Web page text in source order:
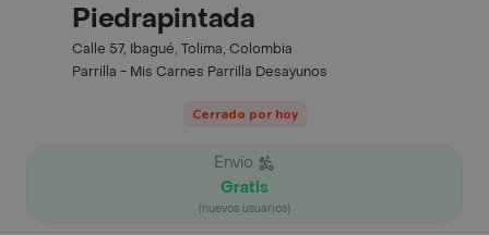
Piedrapintada
Calle 57, Ibagué, Tolima, Colombia
Parrilla - Mis Carnes Parrilla Desayunos
Cerrado por hoy
Envío
Gratis
(nuevos usuarios)